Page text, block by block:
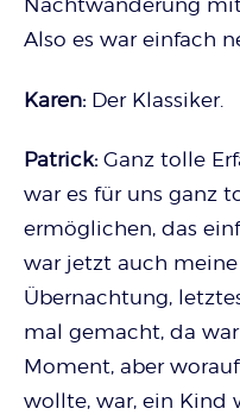
Also es war einfach
Karen: Der Klassiker.
Patrick: Ganz tolle
war es für uns ganz
ermöglichen, das
war jetzt auch
Übernachtung,
mal gemacht, da
Moment, aber
wollte, war, ein Kind